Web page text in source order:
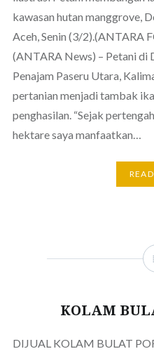
kawasan hutan manggrove,
Aceh, Senin (3/2).(ANTARA
(ANTARA News) – Petani di
Penajam Paseru Utara,
pertanian menjadi tambak
penghasilan. “Sejak
hektare saya manfaatkan…
KOLAM
DIJUAL KOLAM BULAT